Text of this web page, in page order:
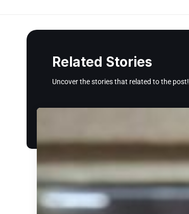
Related Stories
Uncover the stories that related to the post!